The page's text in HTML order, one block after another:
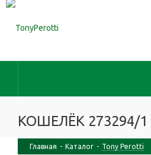
КОШЕЛЁК 273294/1
Главная - Каталог - Tony Perotti